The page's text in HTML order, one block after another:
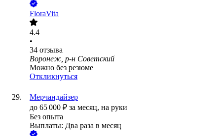
FloraVita
4.4
•
34 отзыва
Воронеж, р-н Советский
Можно без резюме
Откликнуться
Мерчандайзер
до 65 000 ₽ за месяц, на руки
Без опыта
Выплаты: Два раза в месяц